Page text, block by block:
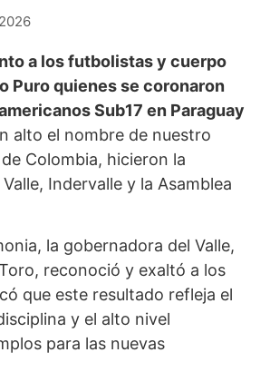
a los futbolistas y cuerpo
Puro quienes se coronaron
Sub17 en Paraguay
alto el nombre de nuestro
Colombia, hicieron la
Indervalle y la Asamblea
la gobernadora del Valle,
reconoció y exaltó a los
que este resultado refleja el
y el alto nivel
para las nuevas